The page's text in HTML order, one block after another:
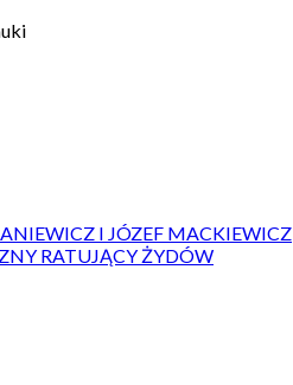
I JÓZEF MACKIEWICZ
RATUJĄCY ŻYDÓW